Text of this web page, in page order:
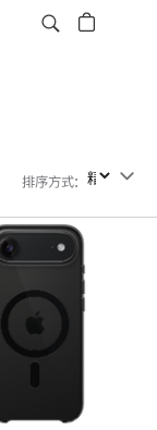
排序方式: 排序方式